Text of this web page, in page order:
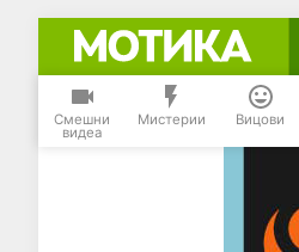
Смешни
видеа
Мистерии Вицови